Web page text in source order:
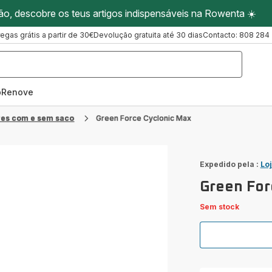
descobre os teus artigos indispensáveis na Rowenta ☀️
grátis a partir de 30€Devolução gratuita até 30 diasContacto: 808 284
com e sem saco Green Force Cyclonic Max
Expedido pela :
Green
Sem stock